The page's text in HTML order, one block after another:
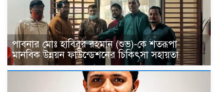
পাবনার মোঃ হাবিবুর রহমান (শুভ)-কে শতরূপা
মানবিক উন্নয়ন ফাউন্ডেশনের চিকিৎসা সহায়তা